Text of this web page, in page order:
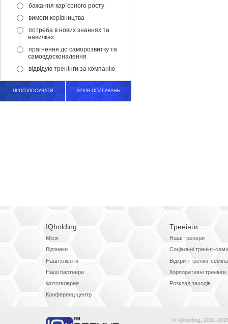
бажання кар`єрного росту
вимоги керівництва
потреба в нових знаннях та
навичках
прагнення до саморозвитку та
самовдосконалення
відвідую тренінги за компанію
ПРОГОЛОСУВАТИ АРХІВ ОПИТУВАНЬ
IQholding
Місія
Відзнаки
Наші клієнти
Наші партнери
Фотогалерея
Конференц-центр
Тренінги
Наші тренери
Соціальні тренінг-
Відкриті тренінг-
Корпоративні тренінги
Розклад заходів
® IQholding, 2011-